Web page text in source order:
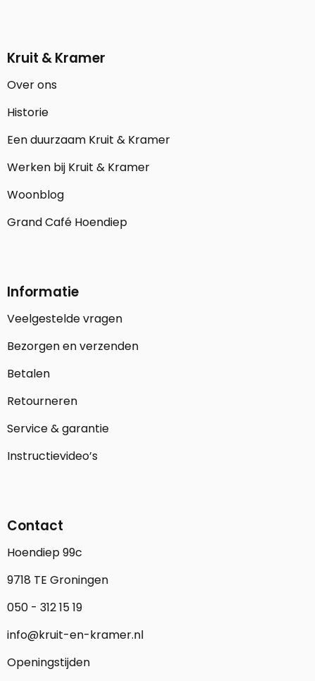
Kruit & Kramer
Over ons
Historie
Een duurzaam Kruit & Kramer
Werken bij Kruit & Kramer
Woonblog
Grand Café Hoendiep
Informatie
Veelgestelde vragen
Bezorgen en verzenden
Betalen
Retourneren
Service & garantie
Instructievideo’s
Contact
Hoendiep 99c
9718 TE Groningen
050 - 312 15 19
info@kruit-en-kramer.nl
Openingstijden